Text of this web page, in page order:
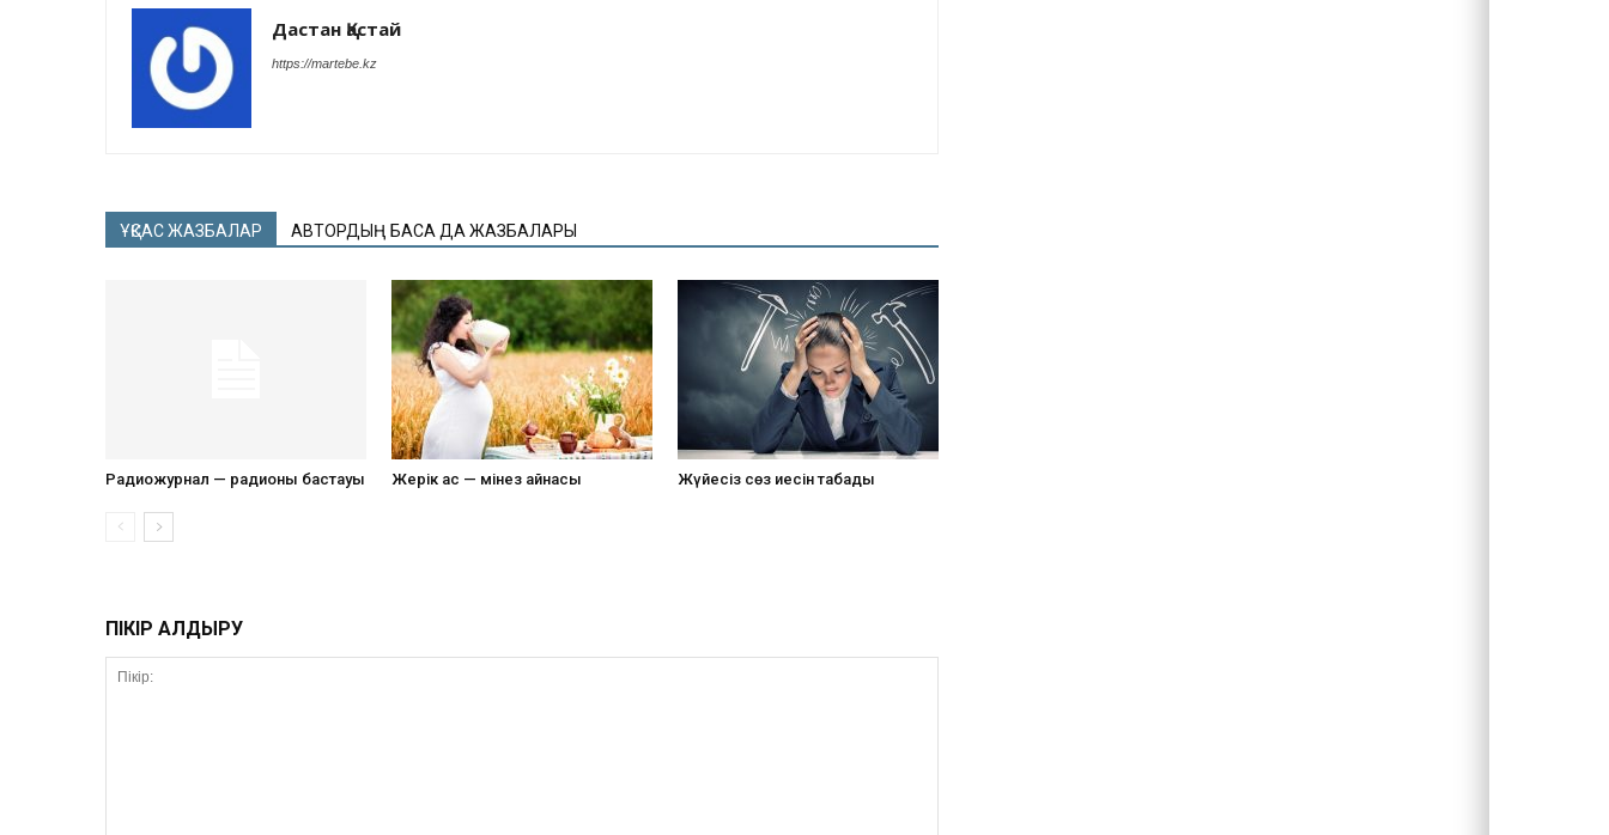
Дастан Қастай
https://martebe.kz
ҰҚСАС ЖАЗБАЛАР АВТОРДЫҢ БАСҚА ДА ЖАЗБАЛАРЫ
Радиожурнал — радионың бастауы Жерік ас — мінез айнасы Жүйесіз сөз иесін табады
ПІКІР ҚАЛДЫРУ